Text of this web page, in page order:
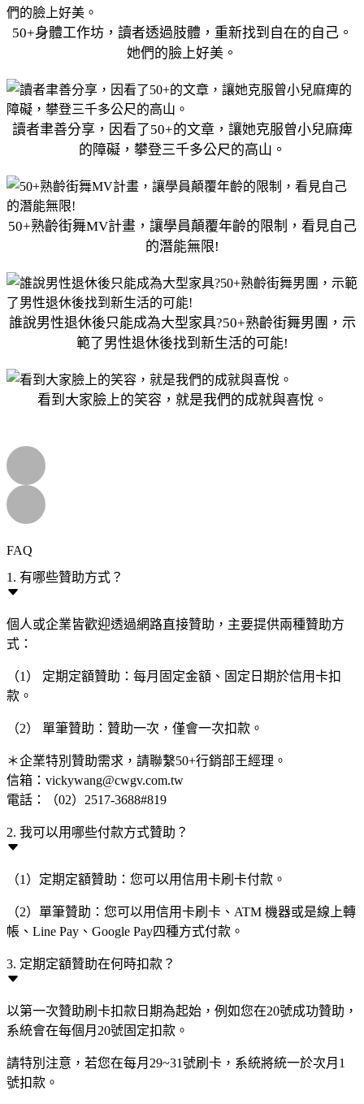
50+身體工作坊，讀者透過肢體，重新找到自在的自己。
她們的臉上好美。
讀者聿善分享，因看了50+的文章，讓她克服曾小兒麻痺
的障礙，攀登三千多公尺的高山。
50+熟齡街舞MV計畫，讓學員顛覆年齡的限制，看見自己
的潛能無限!
誰說男性退休後只能成為大型家具?50+熟齡街舞男團，示
範了男性退休後找到新生活的可能!
看到大家臉上的笑容，就是我們的成就與喜悅。
FAQ
1. 有哪些贊助方式？
個人或企業皆歡迎透過網路直接贊助，主要提供兩種贊助方
式：
（1） 定期定額贊助：每月固定金額、固定日期於信用卡扣
款。
（2） 單筆贊助：贊助一次，僅會一次扣款。
＊企業特別贊助需求，請聯繫50+行銷部王經理。
信箱：vickywang@cwgv.com.tw
電話：（02）2517-3688#819
2. 我可以用哪些付款方式贊助？
（1）定期定額贊助：您可以用信用卡刷卡付款。
（2）單筆贊助：您可以用信用卡刷卡、ATM 機器或是線上轉
帳、Line Pay、Google Pay四種方式付款。
3. 定期定額贊助在何時扣款？
以第一次贊助刷卡扣款日期為起始，例如您在20號成功贊助，
系統會在每個月20號固定扣款。
請特別注意，若您在每月29~31號刷卡，系統將統一於次月1
號扣款。